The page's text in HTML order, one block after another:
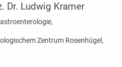
Dr. Ludwig Kramer
Zentrum Rosenhügel,